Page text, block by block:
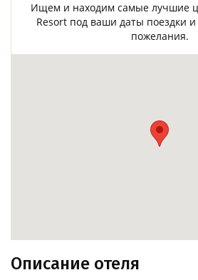
Ищем и находим самые лучшие
Resort под ваши даты поездки
пожелания.
Описание отеля